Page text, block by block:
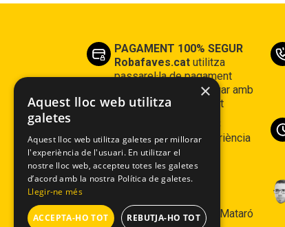
PAGAMENT 100% SEGUR
Robafaves.cat utilitza
passarel·la de pagament
segura, on podràs pagar amb
la teva tarjeta de crèdit
CLIENTS CONTENTS
Tenim 16 anys d’experiència
On estem
Montserrat 7 - 08302 Mataró
×
Aquest lloc web utilitza
galetes
Aquest lloc web utilitza galetes per millorar
l'experiència de l'usuari. En utilitzar el
nostre lloc web, accepteu totes les galetes
d’acord amb la nostra Política de galetes.
Llegir-ne més
ACCEPTA-HO TOT REBUTJA-HO TOT